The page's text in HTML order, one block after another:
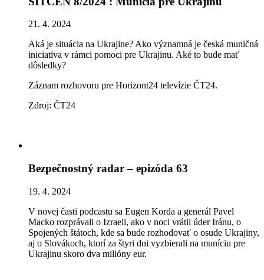
21. 4. 2024
Aká je situácia na Ukrajine? Ako významná je česká muničná
iniciatíva v rámci pomoci pre Ukrajinu. Aké to bude mať
dôsledky?
Záznam rozhovoru pre Horizont24 televízie ČT24.
Zdroj: ČT24
Bezpečnostný radar – epizóda 63
19. 4. 2024
V novej časti podcastu sa Eugen Korda a generál Pavel
Macko rozprávali o Izraeli, ako v noci vrátil úder Iránu, o
Spojených štátoch, kde sa bude rozhodovať o osude Ukrajiny,
aj o Slovákoch, ktorí za štyri dni vyzbierali na muníciu pre
Ukrajinu skoro dva milióny eur.